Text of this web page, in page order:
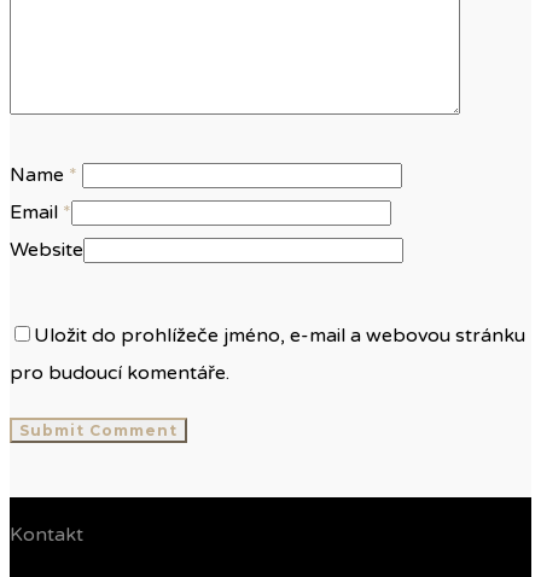
Name *
Email *
Website
Uložit do prohlížeče jméno, e-mail a webovou stránku
pro budoucí komentáře.
Kontakt